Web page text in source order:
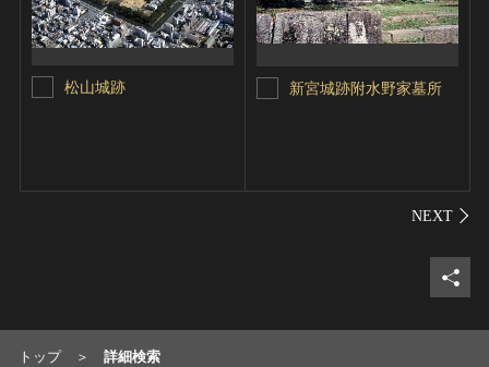
松山城跡 新宮城跡附水野家墓所
シェ
トップ 詳細検索